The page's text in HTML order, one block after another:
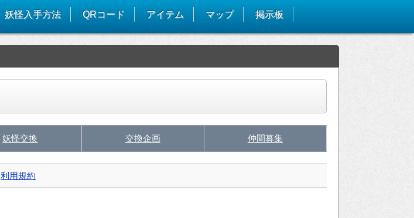
妖怪入手方法 QRコード アイテム マップ 掲示板
妖怪交換 交換企画 仲間募集
利用規約